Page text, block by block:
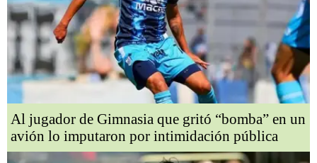
Al jugador de Gimnasia que gritó “bomba” en un
avión lo imputaron por intimidación pública